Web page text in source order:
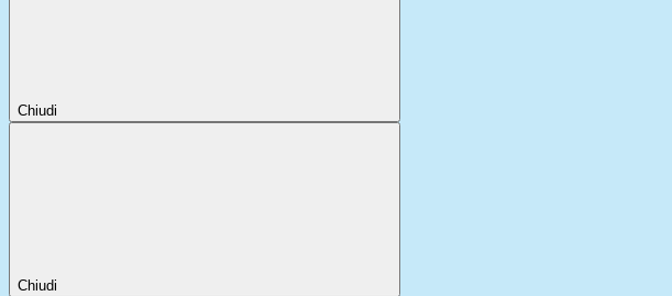
Chiudi
Chiudi